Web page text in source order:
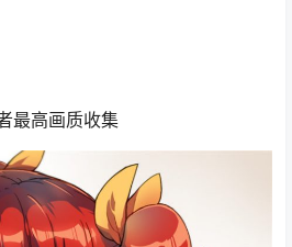
最高画质收集